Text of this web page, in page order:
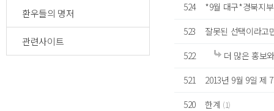
환우들의 명저
관련사이트
524
*9월 대구*경북지
523
잘못된 선택이라고
522
더 많은 홍보
521
2013년 9월 9일 제
520
한계 (1)